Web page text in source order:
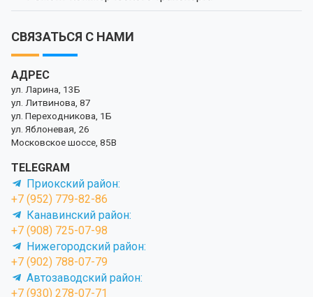
СВЯЗАТЬСЯ С НАМИ
АДРЕС
ул. Ларина, 13Б
ул. Литвинова, 87
ул. Переходникова, 1Б
ул. Яблоневая, 26
Московское шоссе, 85В
TELEGRAM
Приокский район:
+7 (952) 779-82-86
Канавинский район:
+7 (908) 725-07-98
Нижегородский район:
+7 (902) 788-07-79
Автозаводский район:
+7 (930) 278-07-71